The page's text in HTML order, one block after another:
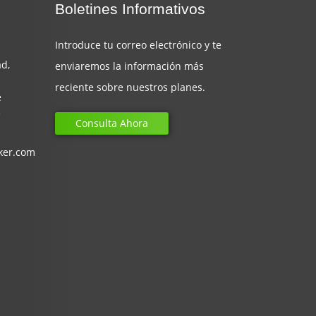
Boletines Informativos
Introduce tu correo electrónico y te
enviaremos la información más
reciente sobre nuestros planes.
Consulta Ahora